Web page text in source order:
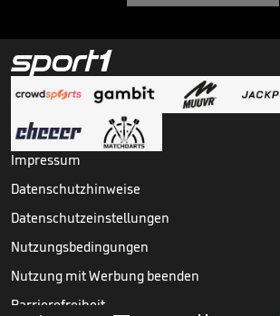
Impressum
Datenschutzhinweise
Datenschutzeinstellungen
Nutzungsbedingungen
Nutzung mit Werbung beenden
Barrierefreiheit